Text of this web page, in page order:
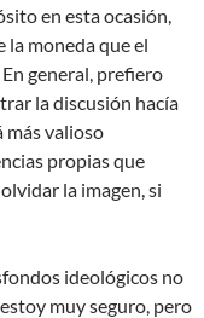
en esta ocasión,
moneda que el
En general, prefiero
la discusión hacía
más valioso
propias que
la imagen, si
ideológicos no
muy seguro, pero